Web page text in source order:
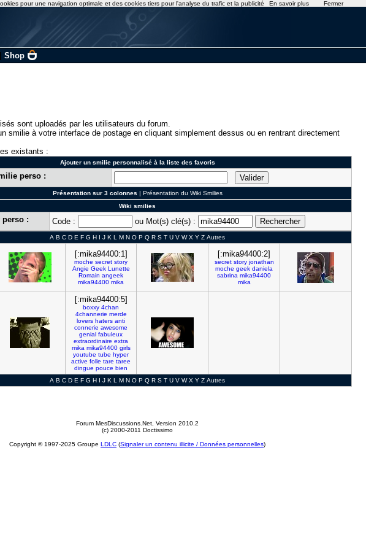
Shop
sont uploadés par les utilisateurs du forum.
smilie à votre interface de postage en cliquant simplement dessus ou en rentrant directement
existants :
Ajouter un smilie personnalisé à la liste des favoris
perso :
Présentation sur 3 colonnes | Présentation du Wiki Smilies
Wiki smilies
perso : Code : ou Mot(s) clé(s) :
A B C D E F G H I J K L M N O P Q R S T U V W X Y Z Autres
[:mika94400:1]
moche secret story
Angie Geek Lunette
Romain angeek
mika94400 mika
[:mika94400:2]
secret story jonathan
moche geek daniela
sabrina mika94400
mika
[:mika94400:5]
boxxy 4chan
4channerie merde
lovers haters anti
connerie awesome
genial fabuleux
extraordinaire extra
mika mika94400 girls
youtube tube hyper
active folle tare taree
dingue pouce bien
A B C D E F G H I J K L M N O P Q R S T U V W X Y Z Autres
Forum MesDiscussions.Net , Version 2010.2
(c) 2000-2011 Doctissimo
Copyright © 1997-2025 Groupe LDLC (Signaler un contenu illicite / Données personnelles)
pour une navigation optimale et des cookies tiers pour l'analyse du trafic et la publicité En savoir plus Fermer